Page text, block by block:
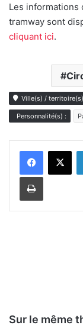
Les informations
tramway sont
cliquant ici.
Ville(s) /
Personnalité(s) :
Imprimer
Sur le même